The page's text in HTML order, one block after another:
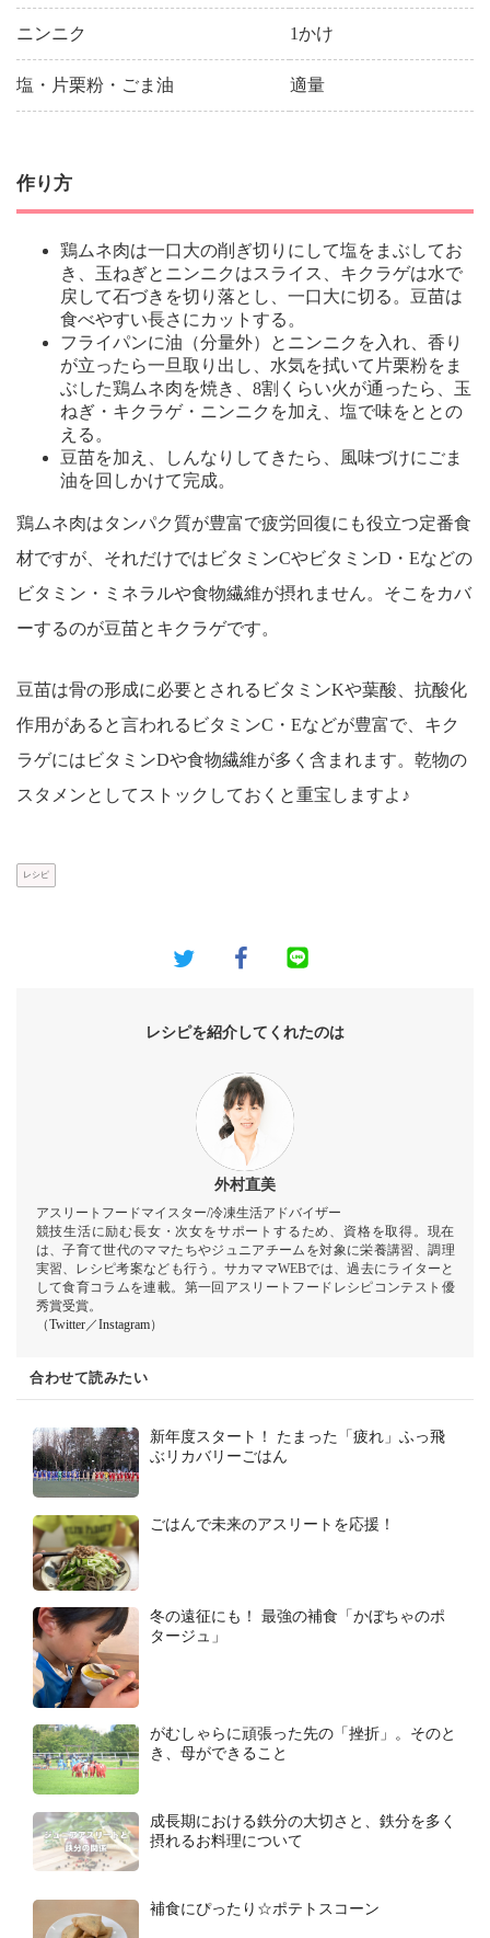
ニンニク 1かけ
塩・片栗粉・ごま油 適量
作り方
鶏ムネ肉は一口大の削ぎ切りにして塩をまぶしてお
き、玉ねぎとニンニクはスライス、キクラゲは水で
戻して石づきを切り落とし、一口大に切る。豆苗は
食べやすい長さにカットする。
フライパンに油（分量外）とニンニクを入れ、香り
が立ったら一旦取り出し、水気を拭いて片栗粉をま
ぶした鶏ムネ肉を焼き、8割くらい火が通ったら、玉
ねぎ・キクラゲ・ニンニクを加え、塩で味をととの
える。
豆苗を加え、しんなりしてきたら、風味づけにごま
油を回しかけて完成。
鶏ムネ肉はタンパク質が豊富で疲労回復にも役立つ定番食
材ですが、それだけではビタミンCやビタミンD・Eなどの
ビタミン・ミネラルや食物繊維が摂れません。そこをカバ
ーするのが豆苗とキクラゲです。
豆苗は骨の形成に必要とされるビタミンKや葉酸、抗酸化
作用があると言われるビタミンC・Eなどが豊富で、キク
ラゲにはビタミンDや食物繊維が多く含まれます。乾物の
スタメンとしてストックしておくと重宝しますよ♪
レシピ
レシピを紹介してくれたのは
外村直美
アスリートフードマイスター/冷凍生活アドバイザー
競技生活に励む長女・次女をサポートするため、資格を取得。現在
は、子育て世代のママたちやジュニアチームを対象に栄養講習、調理
実習、レシピ考案なども行う。サカママWEBでは、過去にライターと
して食育コラムを連載。第一回アスリートフードレシピコンテスト優
秀賞受賞。
（Twitter／Instagram）
合わせて読みたい
新年度スタート！ たまった「疲れ」ふっ飛
ぶリカバリーごはん
ごはんで未来のアスリートを応援！
冬の遠征にも！ 最強の補食「かぼちゃのポ
タージュ」
がむしゃらに頑張った先の「挫折」。そのと
き、母ができること
成長期における鉄分の大切さと、鉄分を多く
摂れるお料理について
補食にぴったり☆ポテトスコーン